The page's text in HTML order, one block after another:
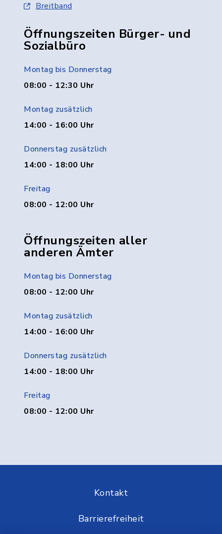
Breitband
Öffnungszeiten Bürger- und
Sozialbüro
Montag bis Donnerstag
08:00 - 12:30 Uhr
Montag zusätzlich
14:00 - 16:00 Uhr
Donnerstag zusätzlich
14:00 - 18:00 Uhr
Freitag
08:00 - 12:00 Uhr
Öffnungszeiten aller
anderen Ämter
Montag bis Donnerstag
08:00 - 12:00 Uhr
Montag zusätzlich
14:00 - 16:00 Uhr
Donnerstag zusätzlich
14:00 - 18:00 Uhr
Freitag
08:00 - 12:00 Uhr
Kontakt
Barrierefreiheit